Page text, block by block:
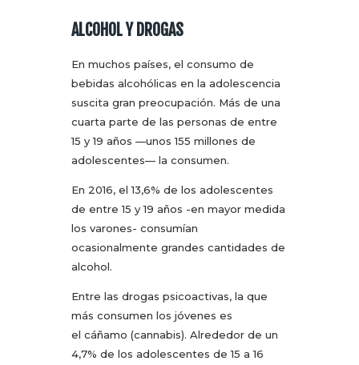
ALCOHOL Y DROGAS
En muchos países, el consumo de
bebidas alcohólicas en la adolescencia
suscita gran preocupación. Más de una
cuarta parte de las personas de entre
15 y 19 años —unos 155 millones de
adolescentes— la consumen.
En 2016, el 13,6% de los adolescentes
de entre 15 y 19 años -en mayor medida
los varones- consumían
ocasionalmente grandes cantidades de
alcohol.
Entre las drogas psicoactivas, la que
más consumen los jóvenes es
el cáñamo (cannabis). Alrededor de un
4,7% de los adolescentes de 15 a 16